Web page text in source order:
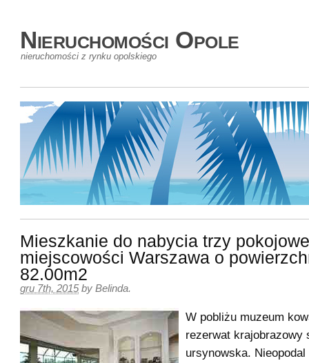
Nieruchomości Opole
nieruchomości z rynku opolskiego
Mieszkanie do nabycia trzy
miejscowości Warszawa o
82.00m2
gru 7th, 2015 by Belinda.
W pobliżu muzeum
rezerwat krajobrazowy
ursynowska.